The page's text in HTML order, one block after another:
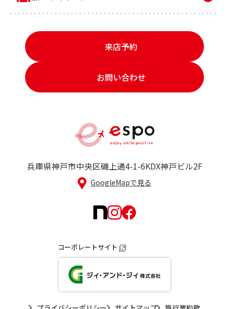
来店予約
お問い合わせ
兵庫県神戸市中央区磯上通4-1-6KDX神戸ビル2F
GoogleMapで見る
コーポレートサイト